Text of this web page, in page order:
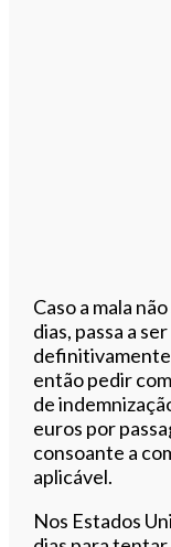
Caso a mala
dias, passa a
definitivamente
então pedir
de
euros por
consoante a
aplicável.
Nos Estados